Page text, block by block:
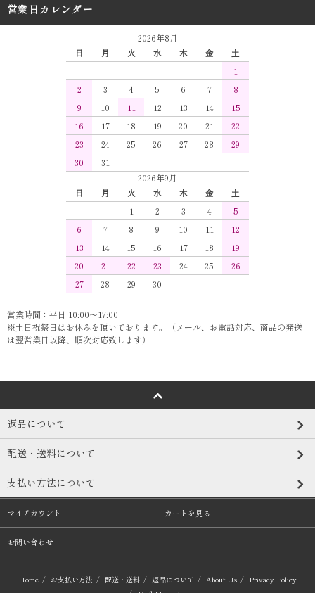
営業日カレンダー
2026年8月
日
月 火 水 木 金
土
1
2
3 4 5 6 7
8
9
10 11 12 13 14
15
16
17 18 19 20 21
22
23
24 25 26 27 28
29
30
31
2026年9月
日
月 火 水 木 金
土
1
2 3 4
5
6
7 8 9 10 11
12
13
14 15 16 17 18
19
20
21 22 23 24 25
26
27
28 29 30
営業時間：平日 10:00～17:00
※土日祝祭日はお休みを頂いております。（メール、お電話対応、商品の発送
は翌営業日以降、順次対応致します）
返品について
配送・送料について
支払い方法について
マイアカウント カートを見る
お問い合わせ
Home / お支払い方法 / 配送・送料 / 返品について / About Us / Privacy Policy